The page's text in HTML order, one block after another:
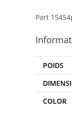
Part
POIDS
COLOR